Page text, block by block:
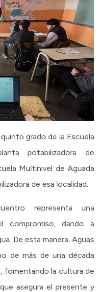
grado de la Escuela
potabilizadora de
Multinivel de Aguada
de esa localidad.
representa una
compromiso, dando a
De esta manera, Aguas
de más de una década
fomentando la cultura de
asegura el presente y